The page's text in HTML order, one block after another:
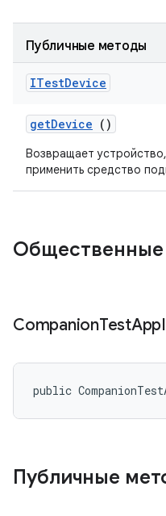
Публичные методы
ITestDevice
getDevice ()
Возвращает
применить средство
Общественные
CompanionTestApp
public
Публичные